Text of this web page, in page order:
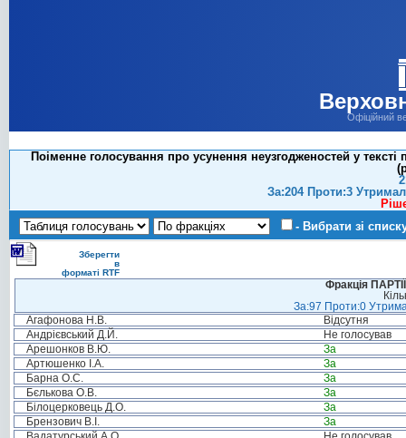
Офіційний
Поіменне голосування про усунення неузгодженостей у
За:204 Проти:3
- Вибрати зі
Зберегти
в
форматі RTF
Фракція
За:97 Проти:0
Агафонова Н.В.
Відсутня
Андрієвський Д.Й.
Не голосував
Арешонков В.Ю.
За
Артюшенко І.А.
За
Барна О.С.
За
Бєлькова О.В.
За
Білоцерковець Д.О.
За
Брензович В.І.
За